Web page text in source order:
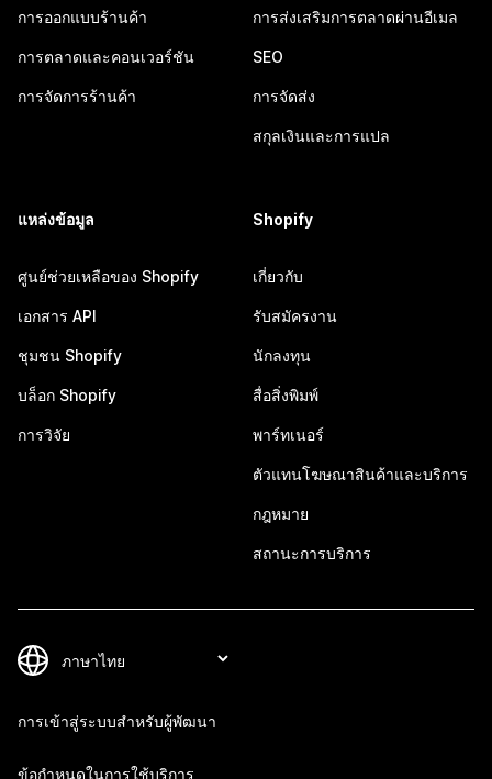
การออกแบบร้านค้า
การตลาดและคอนเวอร์ชัน
การจัดการร้านค้า
การส่งเสริมการตลาดผ่านอีเมล
SEO
การจัดส่ง
สกุลเงินและการแปล
แหล่งข้อมูล
ศูนย์ช่วยเหลือของ Shopify
เอกสาร API
ชุมชน Shopify
บล็อก Shopify
การวิจัย
Shopify
เกี่ยวกับ
รับสมัครงาน
นักลงทุน
สื่อสิ่งพิมพ์
พาร์ทเนอร์
ตัวแทนโฆษณาสินค้าและบริการ
กฎหมาย
สถานะการบริการ
การเข้าสู่ระบบสำหรับผู้พัฒนา
ข้อกำหนดในการใช้บริการ